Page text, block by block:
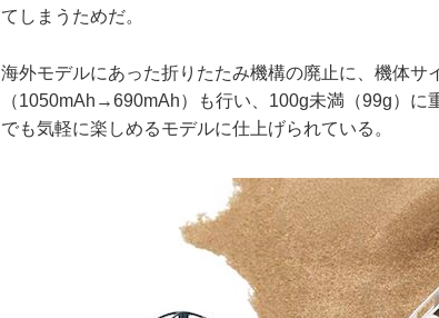
てしまうためだ。
海外モデルにあった折りたたみ機構の廃止に、機体サ
（1050mAh→690mAh）も行い、100g未満（99g）
でも気軽に楽しめるモデルに仕上げられている。